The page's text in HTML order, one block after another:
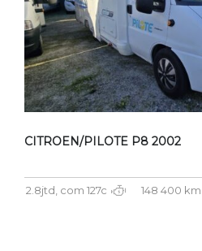
CITROEN/PILOTE P8 2002
2.8jtd, com 127c 148 400 km